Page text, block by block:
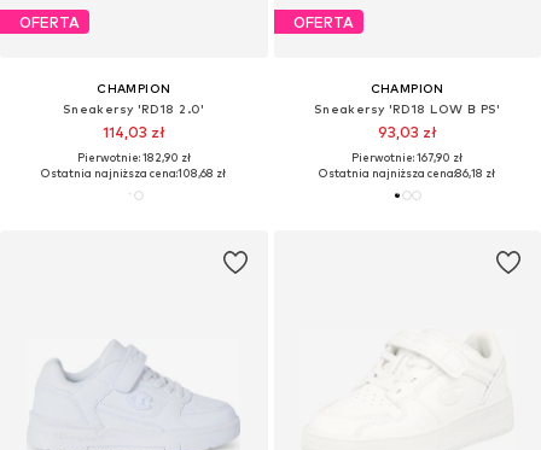
OFERTA
CHAMPION
Sneakersy 'RD18 2.0'
114,03 zł
Pierwotnie: 182,90 zł
Ostatnia najniższa cena:108,68 zł
OFERTA
CHAMPION
Sneakersy 'RD18 LOW B PS'
93,03 zł
Pierwotnie: 167,90 zł
Ostatnia najniższa cena:86,18 zł